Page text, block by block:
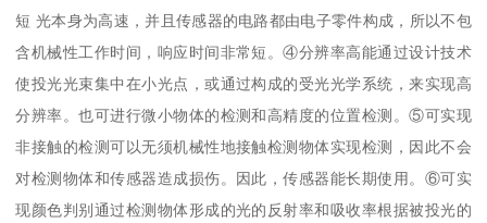
短 光本身为高速，并且传感器的电路都由电子零件构成，所以不包
含机械性工作时间，响应时间非常短。④分辨率高能通过设计技术
使投光光束集中在小光点，或通过构成的受光光学系统，来实现高
分辨率。也可进行微小物体的检测和高精度的位置检测。⑤可实现
非接触的检测可以无须机械性地接触检测物体实现检测，因此不会
对检测物体和传感器造成损伤。因此，传感器能长期使用。⑥可实
现颜色判别通过检测物体形成的光的反射率和吸收率根据被投光的